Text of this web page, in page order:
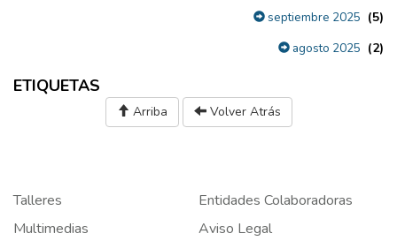
septiembre 2025 (5)
agosto 2025 (2)
ETIQUETAS
Arriba Volver Atrás
Talleres
Entidades Colaboradoras
Multimedias
Aviso Legal